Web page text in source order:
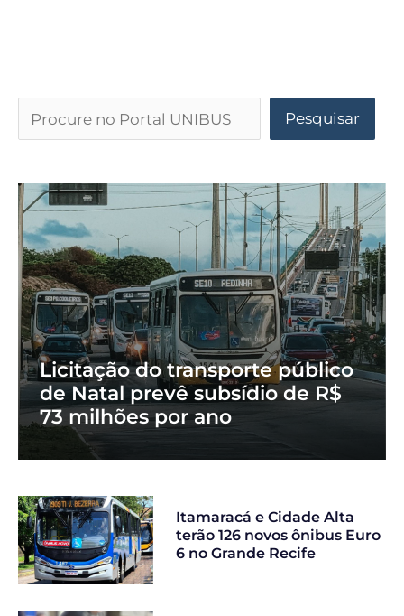
Pesquisar
Licitação do transporte público
de Natal prevê subsídio de R$
73 milhões por ano
Itamaracá e Cidade Alta
terão 126 novos ônibus Euro
6 no Grande Recife